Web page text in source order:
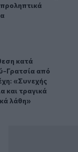
Γρατσία από
κατά
κατά
Γρατσία από
«Συνεχής
και τραγικά
λάθη»